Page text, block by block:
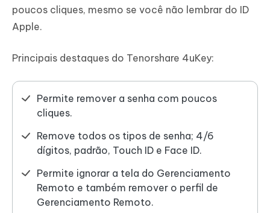
poucos cliques, mesmo se você não lembrar do ID
Apple.
Principais destaques do Tenorshare 4uKey:
Permite remover a senha com poucos
cliques.
Remove todos os tipos de senha; 4/6
dígitos, padrão, Touch ID e Face ID.
Permite ignorar a tela do Gerenciamento
Remoto e também remover o perfil de
Gerenciamento Remoto.